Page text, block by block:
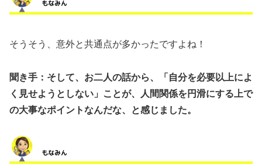
そうそう、意外と共通点が多かったですよね！
聞き手：そして、お二人の話から、「自分を必要以上によ
く見せようとしない」ことが、人間関係を円滑にする上で
の大事なポイントなんだな、と感じました。